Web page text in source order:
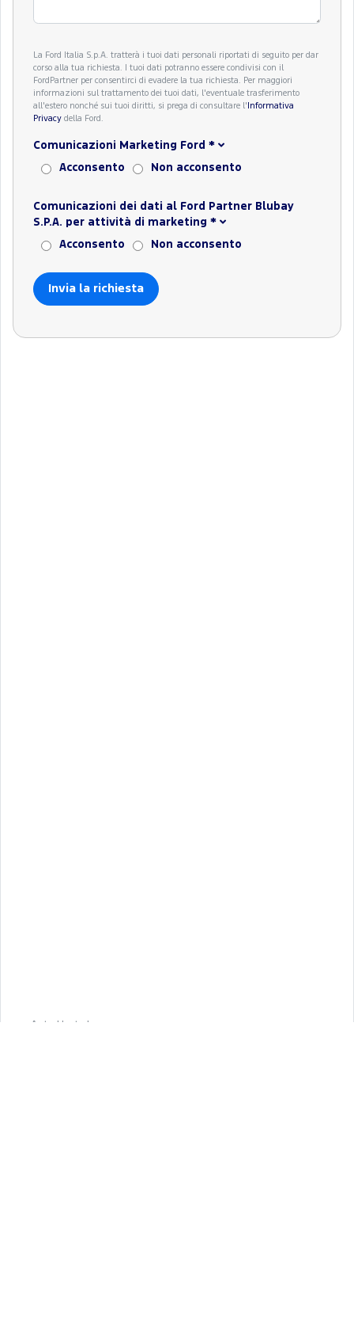
La Ford Italia S.p.A. tratterà i tuoi dati personali riportati di seguito per dar
corso alla tua richiesta. I tuoi dati potranno essere condivisi con il
FordPartner per consentirci di evadere la tua richiesta. Per maggiori
informazioni sul trattamento dei tuoi dati, l'eventuale trasferimento
all'estero nonché sui tuoi diritti, si prega di consultare l' Informativa
Privacy della Ford.
Comunicazioni Marketing Ford *
Acconsento Non acconsento
Comunicazioni dei dati al Ford Partner Blubay
S.P.A. per attività di marketing *
Acconsento Non acconsento
Auto Usate Lucca